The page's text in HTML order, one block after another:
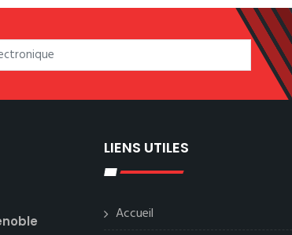
LIENS UTILES
Accueil